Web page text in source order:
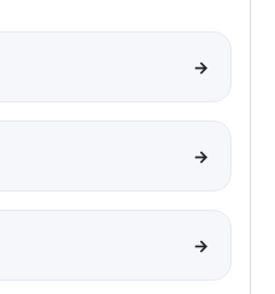
→
→
→